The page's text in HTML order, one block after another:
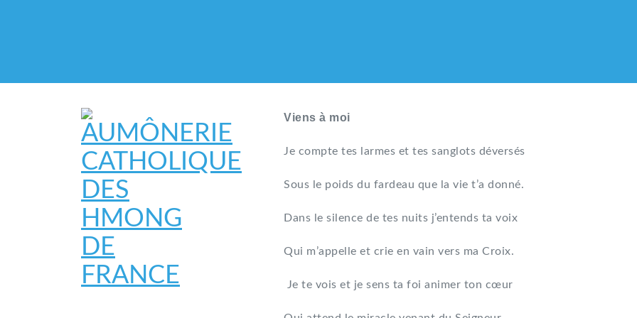
Viens à moi
Je compte tes larmes et tes sanglots déversés
Sous le poids du fardeau que la vie t’a donné.
Dans le silence de tes nuits j’entends ta voix
Qui m’appelle et crie en vain vers ma Croix.
Je te vois et je sens ta foi animer ton cœur